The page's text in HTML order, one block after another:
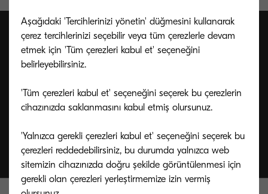
Aşağıdaki 'Tercihlerinizi yönetin' düğmesini kullanarak
çerez tercihlerinizi seçebilir veya tüm çerezlerle devam
etmek için 'Tüm çerezleri kabul et' seçeneğini
belirleyebilirsiniz.
'Tüm çerezleri kabul et' seçeneğini seçerek bu çerezlerin
cihazınızda saklanmasını kabul etmiş olursunuz.
'Yalnızca gerekli çerezleri kabul et' seçeneğini seçerek bu
çerezleri reddedebilirsiniz, bu durumda yalnızca web
sitemizin cihazınızda doğru şekilde görüntülenmesi için
gerekli olan çerezleri yerleştirmemize izin vermiş